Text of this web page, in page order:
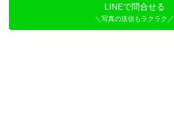
LINEで問合せる
＼写真の送信もラクラク／